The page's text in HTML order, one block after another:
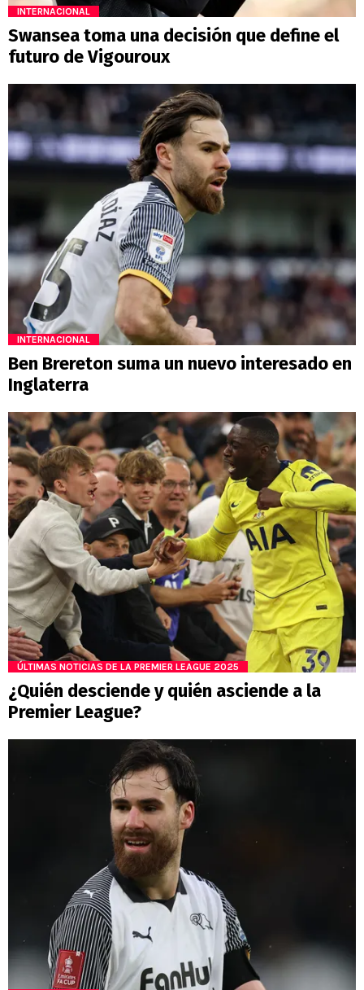
INTERNACIONAL
Swansea toma una decisión que define el
futuro de Vigouroux
INTERNACIONAL
Ben Brereton suma un nuevo interesado en
Inglaterra
ÚLTIMAS NOTICIAS DE LA PREMIER LEAGUE 2025
¿Quién desciende y quién asciende a la
Premier League?